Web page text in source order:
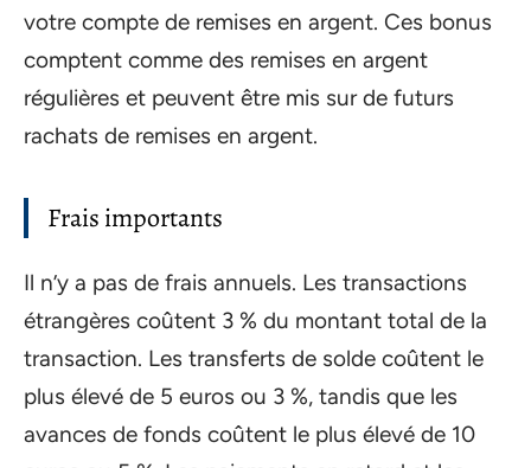
votre compte de remises en argent. Ces bonus
comptent comme des remises en argent
régulières et peuvent être mis sur de futurs
rachats de remises en argent.
Frais importants
Il n’y a pas de frais annuels. Les transactions
étrangères coûtent 3 % du montant total de la
transaction. Les transferts de solde coûtent le
plus élevé de 5 euros ou 3 %, tandis que les
avances de fonds coûtent le plus élevé de 10